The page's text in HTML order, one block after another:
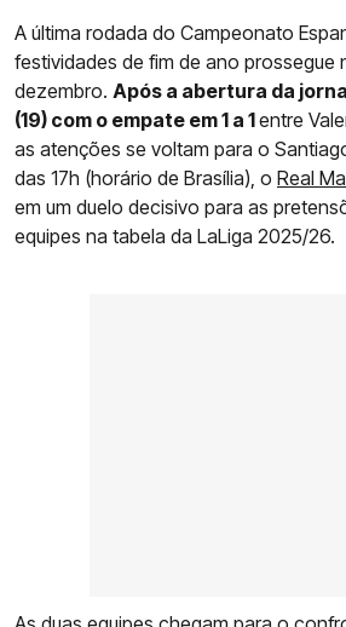
A última rodada do Campeonato
festividades de fim de ano prossegue
dezembro. Após a abertura da
(19) com o empate em 1 a 1entre
as atenções se voltam para o
das 17h (horário de Brasília), o Real
em um duelo decisivo para as
equipes na tabela da LaLiga 2025/26.